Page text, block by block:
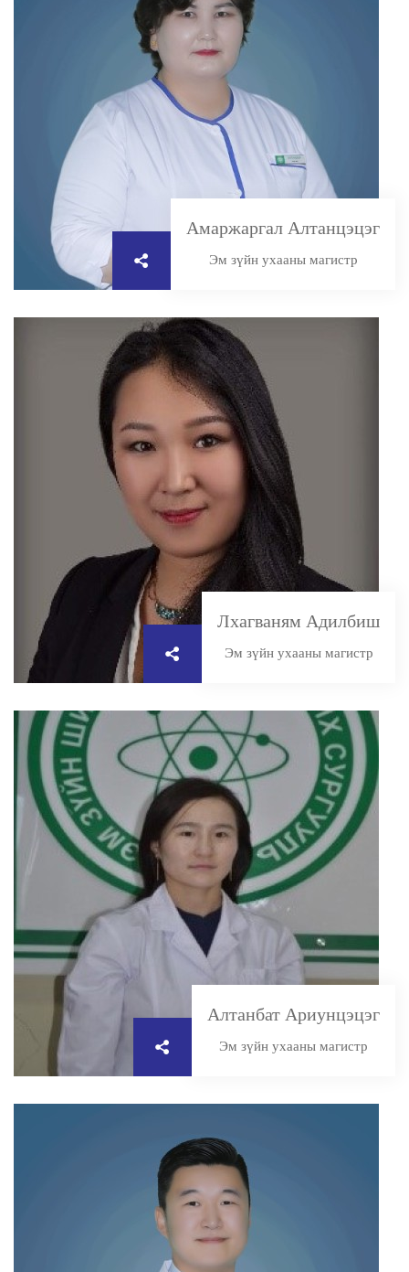
Амаржаргал Алтанцэцэг
Эм зүйн ухааны магистр
Лхагваням Адилбиш
Эм зүйн ухааны магистр
Алтанбат Ариунцэцэг
Эм зүйн ухааны магистр